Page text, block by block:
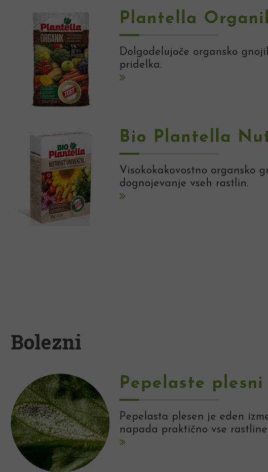
Plantella
Dolgodelujoče organsko
pridelka.
Bio Plantella
Visokokakovostno organsko
dognojevanje vseh rastlin.
Bolezni
Pepelaste
Pepelasta plesen je eden
napada praktično vse